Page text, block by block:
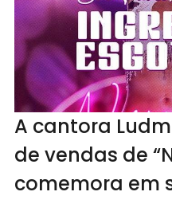
A cantora
de vendas de
comemora em